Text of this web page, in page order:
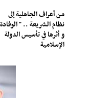
من أعراف الجاهلية إلى
نظام الشريعة .. "
و أثرها في تأسيس الدولة
الإسلامية